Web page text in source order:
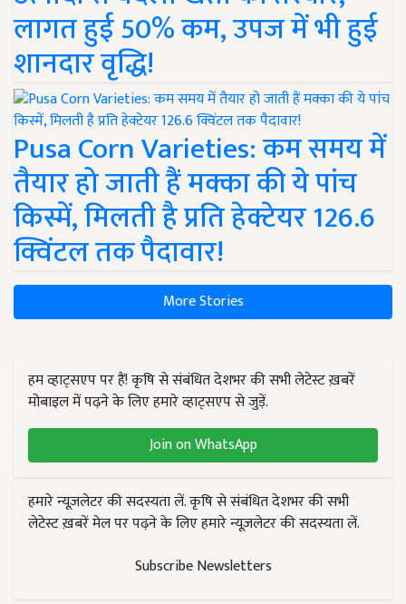
लागत हुई 50% कम, उपज में भी हुई
शानदार वृद्धि!
Pusa Corn Varieties: कम समय में
तैयार हो जाती हैं मक्का की ये पांच
किस्में, मिलती है प्रति हेक्टेयर 126.6
क्विंटल तक पैदावार!
More Stories
हम व्हाट्सएप पर हैं! कृषि से संबंधित देशभर की सभी लेटेस्ट ख़बरें
मोबाइल में पढ़ने के लिए हमारे व्हाट्सएप से जुड़ें.
Join on WhatsApp
हमारे न्यूज़लेटर की सदस्यता लें. कृषि से संबंधित देशभर की सभी
लेटेस्ट ख़बरें मेल पर पढ़ने के लिए हमारे न्यूज़लेटर की सदस्यता लें.
Subscribe Newsletters